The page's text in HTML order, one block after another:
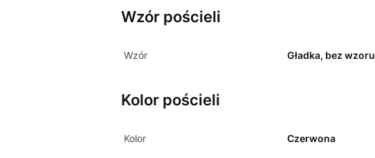
Wzór pościeli
Wzór Gładka, bez wzoru
Kolor pościeli
Kolor Czerwona